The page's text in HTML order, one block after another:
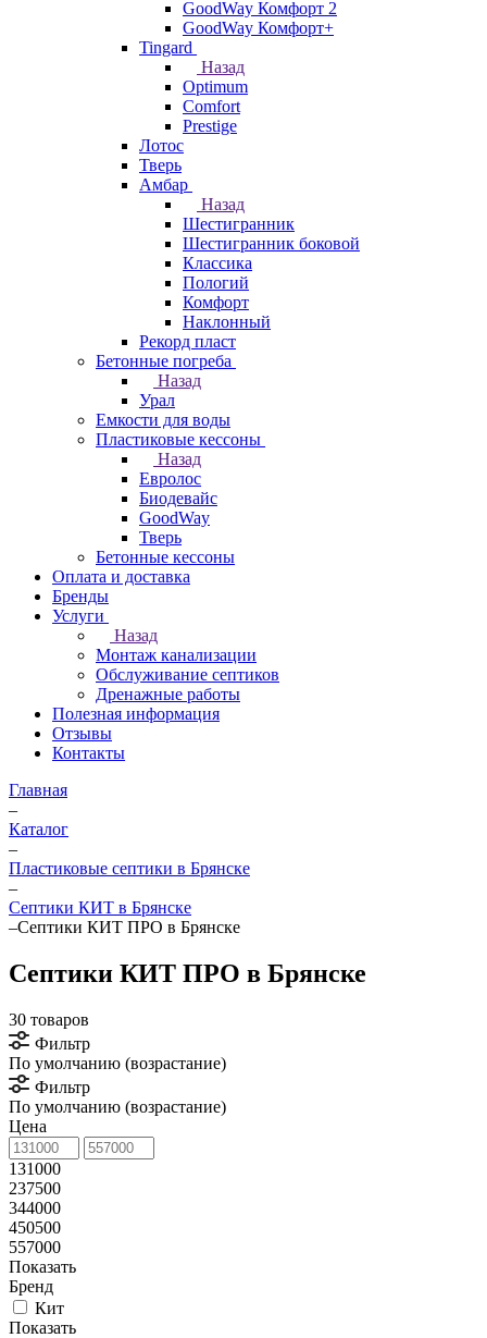
GoodWay Комфорт 2
GoodWay Комфорт+
Tingard
Назад
Optimum
Comfort
Prestige
Лотос
Тверь
Амбар
Назад
Шестигранник
Шестигранник боковой
Классика
Пологий
Комфорт
Наклонный
Рекорд пласт
Бетонные погреба
Назад
Урал
Емкости для воды
Пластиковые кессоны
Назад
Евролос
Биодевайс
GoodWay
Тверь
Бетонные кессоны
Оплата и доставка
Бренды
Услуги
Назад
Монтаж канализации
Обслуживание септиков
Дренажные работы
Полезная информация
Отзывы
Контакты
Главная
–
Каталог
–
Пластиковые септики в Брянске
–
Септики КИТ в Брянске
–Септики КИТ ПРО в Брянске
Септики КИТ ПРО в Брянске
30 товаров
Фильтр
По умолчанию (возрастание)
Фильтр
По умолчанию (возрастание)
Цена
131000
237500
344000
450500
557000
Показать
Бренд
Кит
Показать